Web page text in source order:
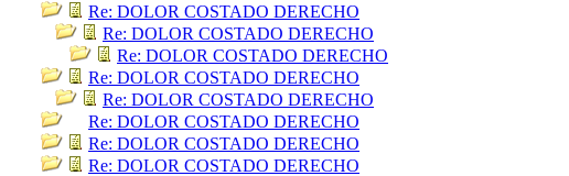
Re: DOLOR COSTADO DERECHO
Re: DOLOR COSTADO DERECHO
Re: DOLOR COSTADO DERECHO
Re: DOLOR COSTADO DERECHO
Re: DOLOR COSTADO DERECHO
Re: DOLOR COSTADO DERECHO
Re: DOLOR COSTADO DERECHO
Re: DOLOR COSTADO DERECHO